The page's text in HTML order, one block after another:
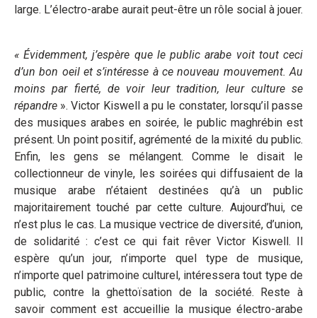
large. L’électro-arabe aurait peut-être un rôle social à jouer.
« Évidemment, j’espère que le public arabe voit tout ceci
d’un bon oeil et s’intéresse à ce nouveau mouvement. Au
moins par fierté, de voir leur tradition, leur culture se
répandre ». Victor Kiswell a pu le constater, lorsqu’il passe
des musiques arabes en soirée, le public maghrébin est
présent. Un point positif, agrémenté de la mixité du public.
Enfin, les gens se mélangent. Comme le disait le
collectionneur de vinyle, les soirées qui diffusaient de la
musique arabe n’étaient destinées qu’à un public
majoritairement touché par cette culture. Aujourd’hui, ce
n’est plus le cas. La musique vectrice de diversité, d’union,
de solidarité : c’est ce qui fait rêver Victor Kiswell. Il
espère qu’un jour, n’importe quel type de musique,
n’importe quel patrimoine culturel, intéressera tout type de
public, contre la ghettoïsation de la société. Reste à
savoir comment est accueillie la musique électro-arabe